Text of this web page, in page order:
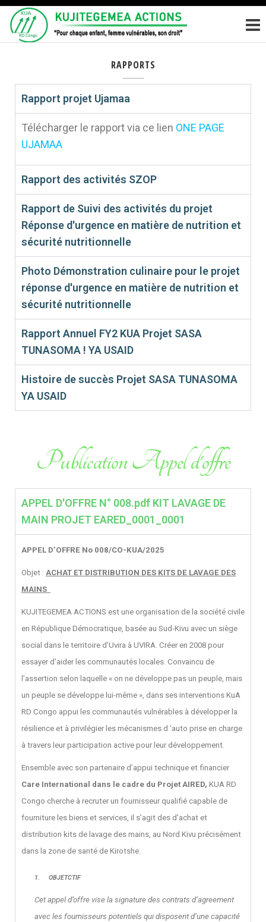
ACTIONS
enfant,
RAPPORTS
Rapport projet Ujamaa
Télécharger le rapport via ce lien ONE PAGE
UJAMAA
Rapport des activités SZOP
Rapport de Suivi des activités du projet
Réponse d'urgence en matière de nutrition et
sécurité nutritionnelle
Photo Démonstration culinaire pour le projet
réponse d'urgence en matière de nutrition et
sécurité nutritionnelle
Rapport Annuel FY2 KUA Projet SASA
TUNASOMA ! YA USAID
Histoire de succès Projet SASA TUNASOMA
YA USAID
Publication Appel d'offre
APPEL D'OFFRE N° 008.pdf KIT LAVAGE DE
MAIN PROJET EARED_0001_0001
APPEL D’OFFRE No 008/CO-KUA/2025
Objet : ACHAT ET DISTRIBUTION DES KITS DE LAVAGE DES
MAINS
KUJITEGEMEA ACTIONS est une organisation de la société civile
en République Démocratique, basée au Sud-Kivu avec un siège
social dans le territoire d’Uvira à UVIRA. Créer en 2008 pour
essayer d’aider les communautés locales. Convaincu de
l’assertion selon laquelle « on ne développe pas un peuple, mais
un peuple se développe lui-même », dans ses interventions KuA
RD Congo appui les communautés vulnérables à développer la
résilience et à privilégier les mécanismes d ‘auto prise en charge
à travers leur participation active pour leur développement.
Ensemble avec son partenaire d’appui technique et financier
Care International dans le cadre du Projet AIRED, KUA RD
Congo cherche à recruter un fournisseur qualifié capable de
fourniture les biens et services, il s’agit des d’achat et
distribution kits de lavage des mains, au Nord Kivu précisément
dans la zone de santé de Kirotshe.
1. OBJETCTIF
Cet appel d’offre vise la signature des contrats d’agreement
avec les fournisseurs potentiels qui disposent d’une capacité